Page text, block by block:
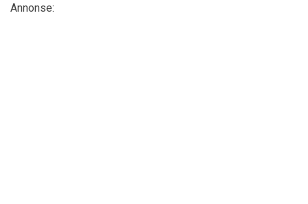
Annonse: